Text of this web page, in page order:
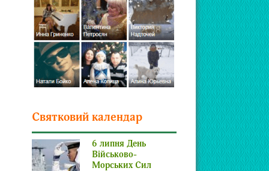
Святковий календар
6 липня День
Військово-
Морських Сил